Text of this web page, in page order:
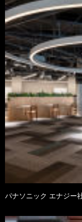
パナソニック エナジ